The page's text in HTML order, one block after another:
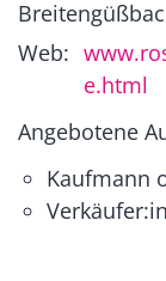
Web:
e.html
Angebotene
Kaufmann
Verkäufer:in